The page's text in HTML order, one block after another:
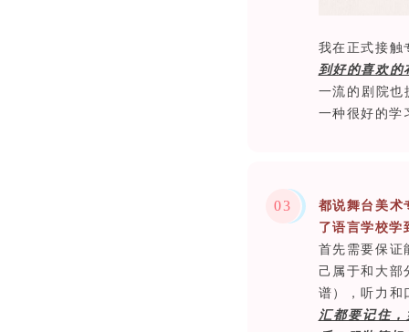
我在正式接触
到好的喜欢的
一流的剧院也
一种很好的学
03
都说舞台美术
了语言学校学
首先需要保证
己属于和大部
谱），听力和
汇都要记住